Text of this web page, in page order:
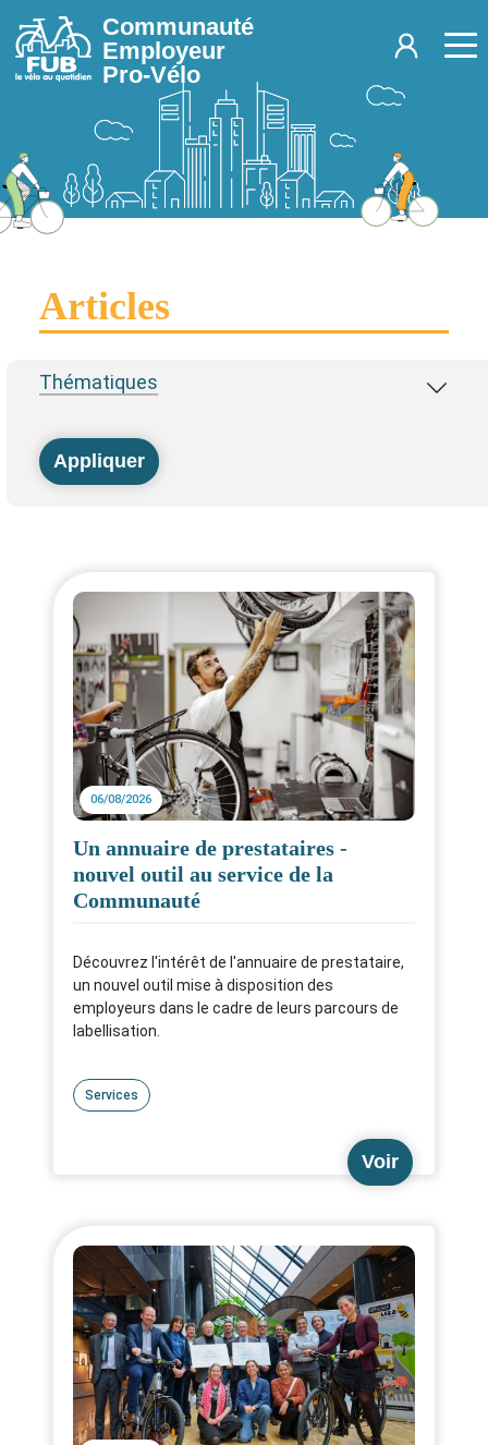
Aller au contenu principal
Communauté
Employeur
Pro-Vélo
06/08/2026
Un annuaire de prestataires -
nouvel outil au service de la
Communauté
Découvrez l'intérêt de l'annuaire de prestataire,
un nouvel outil mise à disposition des
employeurs dans le cadre de leurs parcours de
labellisation.
Services
Voir
Articles
Thématiques